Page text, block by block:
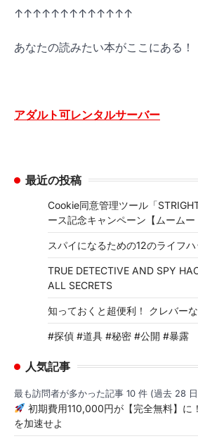
↑↑↑↑↑↑↑↑↑↑↑↑↑
あなたの読みたい本がここにある！
アダルト可レンタルサーバー
最近の投稿
Cookie同意管理ツール「
ース記念キャンペーン【ムームー
スパイになるための12のライフハ
TRUE DETECTIVE AND SPY
ALL SECRETS
知っておくと超便利！ クレバー
#探偵 #道具 #秘密 #公開 #暴露
人気記事
最も訪問者が多かった記事 10 件 (過去 28
初期費用110,000円が【完全無料】
を加速せよ